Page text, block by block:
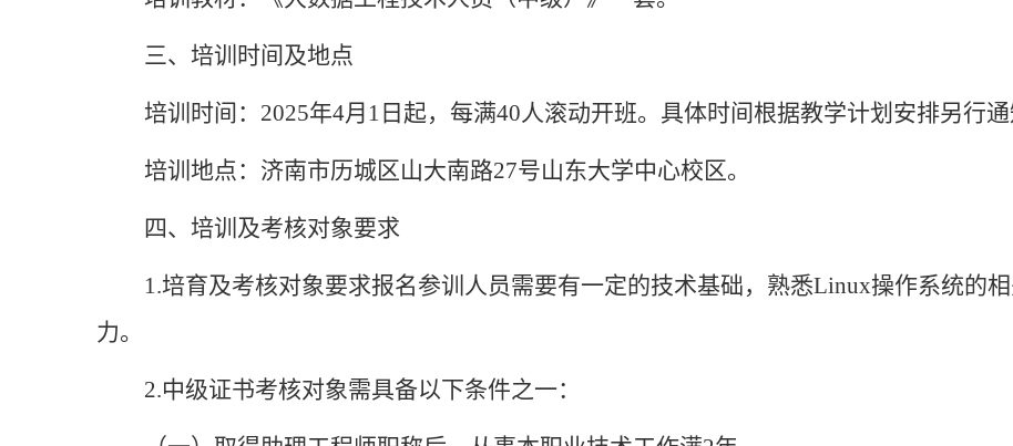
三、培训 时间及地点
培训时间： 2025年4月 1日起，每满40人滚动开班。具体时间根据教学计划安排另行通
培训地点：济南市历城区山大南路27号山东大学中心校区。
四、 培训 及考核对象要求
1.培育及考核对象要求报名参训人员需要有一定的技术基础，熟悉Linux操作系统的
力。
2.中级证书考核对象需具备以下条件之一：